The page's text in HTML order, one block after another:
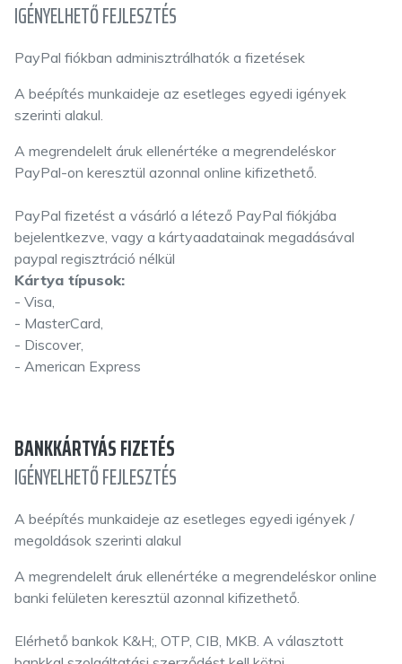
IGÉNYELHETŐ FEJLESZTÉS
PayPal fiókban adminisztrálhatók a fizetések
A beépítés munkaideje az esetleges egyedi igények
szerinti alakul.
A megrendelelt áruk ellenértéke a megrendeléskor
PayPal-on keresztül azonnal online kifizethető.
PayPal fizetést a vásárló a létező PayPal fiókjába
bejelentkezve, vagy a kártyaadatainak megadásával
paypal regisztráció nélkül
Kártya típusok:
- Visa,
- MasterCard,
- Discover,
- American Express
BANKKÁRTYÁS FIZETÉS
IGÉNYELHETŐ FEJLESZTÉS
A beépítés munkaideje az esetleges egyedi igények /
megoldások szerinti alakul
A megrendelelt áruk ellenértéke a megrendeléskor online
banki felületen keresztül azonnal kifizethető.
Elérhető bankok K&H;, OTP, CIB, MKB. A választott